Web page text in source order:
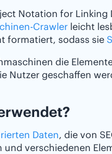
Notation for
Crawler leicht
formatiert, sodass sie
die
Nutzer geschaffen
Daten, die von
verschiedenen